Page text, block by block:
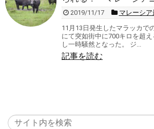
2019/11/17
マレーシ
11月13日発生したマラッカで
にて突如街中に700キロを超
し一時騒然となった。 ジ...
記事を読む